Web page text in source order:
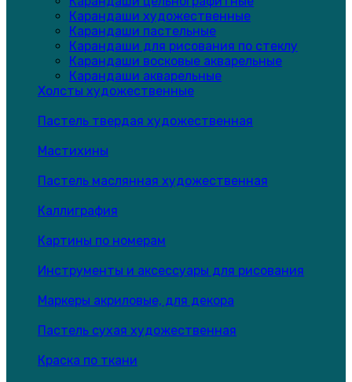
Карандаши художественные
Карандаши пастельные
Карандаши для рисования по стеклу
Карандаши восковые акварельные
Карандаши акварельные
Холсты художественные
Пастель твердая художественная
Мастихины
Пастель маслянная художественная
Каллиграфия
Картины по номерам
Инструменты и аксессуары для рисования
Маркеры акриловые, для декора
Пастель сухая художественная
Краска по ткани